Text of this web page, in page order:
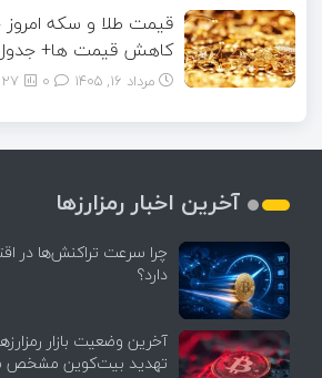
کاهش قیمت ها+
مرداد ۱۶, ۱۴۰۵ 27
آخرین اخبار رمزارزها
چرا سرعت تراکنش‌ها در
دارد؟
آخرین وضعیت بازار
تهدید بیت‌کوین